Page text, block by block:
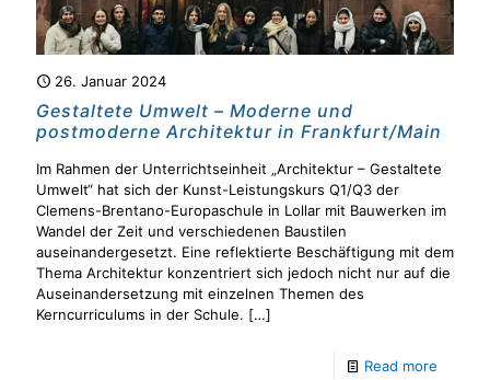
26. Januar 2024
Gestaltete Umwelt – Moderne und
postmoderne Architektur in Frankfurt/Main
Im Rahmen der Unterrichtseinheit „Architektur – Gestaltete
Umwelt“ hat sich der Kunst-Leistungskurs Q1/Q3 der
Clemens-Brentano-Europaschule in Lollar mit Bauwerken im
Wandel der Zeit und verschiedenen Baustilen
auseinandergesetzt. Eine reflektierte Beschäftigung mit dem
Thema Architektur konzentriert sich jedoch nicht nur auf die
Auseinandersetzung mit einzelnen Themen des
Kerncurriculums in der Schule. […]
Read more